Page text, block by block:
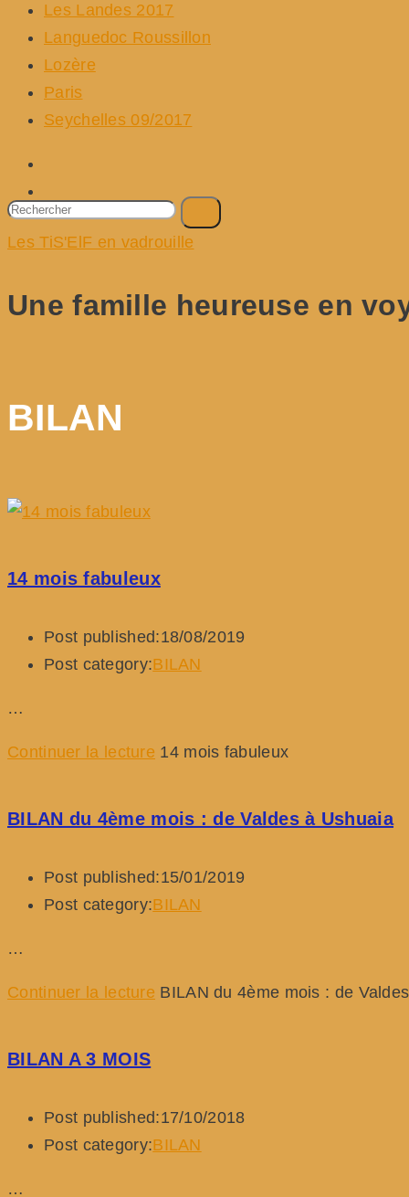
Les Landes 2017
Languedoc Roussillon
Lozère
Paris
Seychelles 09/2017
Les TiS'ElF en vadrouille
Une famille heureuse en
BILAN
14 mois fabuleux
Post published:18/08/2019
Post category:BILAN
…
Continuer la lecture 14 mois fabuleux
BILAN du 4ème mois : de Valdes à Ushuaia
Post published:15/01/2019
Post category:BILAN
…
Continuer la lecture BILAN du 4ème mois : de
BILAN A 3 MOIS
Post published:17/10/2018
Post category:BILAN
…